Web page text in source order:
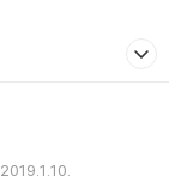
2019.1.10.